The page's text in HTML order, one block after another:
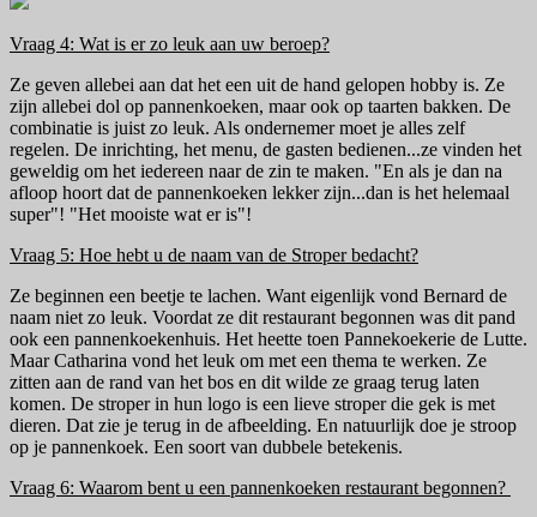
Vraag 4: Wat is er zo leuk aan uw beroep?
Ze geven allebei aan dat het een uit de hand gelopen hobby is. Ze
zijn allebei dol op pannenkoeken, maar ook op taarten bakken. De
combinatie is juist zo leuk. Als ondernemer moet je alles zelf
regelen. De inrichting, het menu, de gasten bedienen...ze vinden het
geweldig om het iedereen naar de zin te maken. "En als je dan na
afloop hoort dat de pannenkoeken lekker zijn...dan is het helemaal
super"! "Het mooiste wat er is"!
Vraag 5: Hoe hebt u de naam van de Stroper bedacht?
Ze beginnen een beetje te lachen. Want eigenlijk vond Bernard de
naam niet zo leuk. Voordat ze dit restaurant begonnen was dit pand
ook een pannenkoekenhuis. Het heette toen Pannekoekerie de Lutte.
Maar Catharina vond het leuk om met een thema te werken. Ze
zitten aan de rand van het bos en dit wilde ze graag terug laten
komen. De stroper in hun logo is een lieve stroper die gek is met
dieren. Dat zie je terug in de afbeelding. En natuurlijk doe je stroop
op je pannenkoek. Een soort van dubbele betekenis.
Vraag 6: Waarom bent u een pannenkoeken restaurant begonnen?